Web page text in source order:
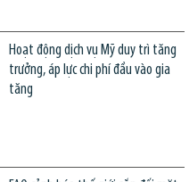
Hoạt động dịch vụ Mỹ duy trì tăng
trưởng, áp lực chi phí đầu vào gia
tăng